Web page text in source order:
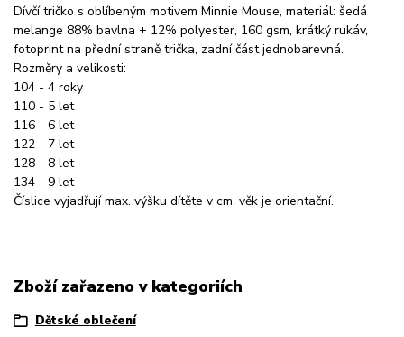
Dívčí tričko s oblíbeným motivem Minnie Mouse, materiál: šedá
melange 88% bavlna + 12% polyester, 160 gsm, krátký rukáv,
fotoprint na přední straně trička, zadní část jednobarevná.
Rozměry a velikosti:
104 - 4 roky
110 - 5 let
116 - 6 let
122 - 7 let
128 - 8 let
134 - 9 let
Číslice vyjadřují max. výšku dítěte v cm, věk je orientační.
Zboží zařazeno v kategoriích
Dětské oblečení